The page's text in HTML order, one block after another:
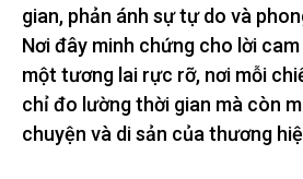
gian, phản ánh sự tự do và
Nơi đây minh chứng cho lời
một tương lai rực rỡ, nơi mỗi
chỉ đo lường thời gian mà còn
chuyện và di sản của thương